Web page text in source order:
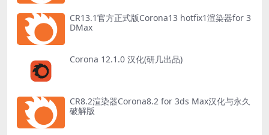
CR13.1官方正式版Corona13 hotfix1渲染器for 3
DMax
Corona 12.1.0 汉化(研几出品)
CR8.2渲染器Corona8.2 for 3ds Max汉化与永久
破解版